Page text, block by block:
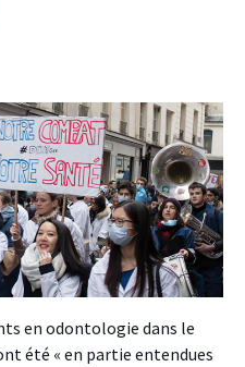
en odontologie dans le
été « en partie entendues